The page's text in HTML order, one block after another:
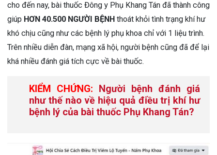
cho đến nay, bài thuốc Đông y Phụ Khang Tán đã thành công
giúp HƠN 40.500 NGƯỜI BỆNH thoát khỏi tình trạng khí hư
khó chịu cũng như các bệnh lý phụ khoa chỉ với 1 liệu trình.
Trên nhiều diễn đàn, mạng xã hội, người bệnh cũng đã để lại
khá nhiều đánh giá tích cực về bài thuốc.
KIỂM CHỨNG:
Người bệnh đánh giá
như thế nào về hiệu quả điều trị khí hư
bệnh lý của bài thuốc Phụ Khang Tán?